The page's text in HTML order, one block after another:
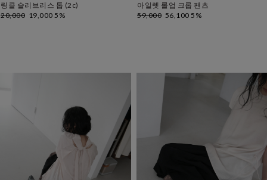
링클 슬리브리스 톱 (2c)
20,000 19,000 5%
아일렛 롤업 크롭 팬츠
59,000 56,100 5%